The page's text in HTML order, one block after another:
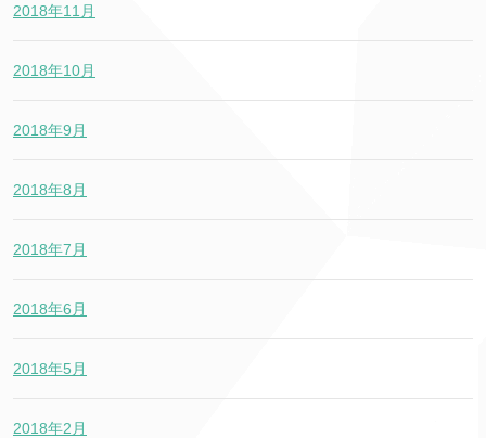
2018年11月
2018年10月
2018年9月
2018年8月
2018年7月
2018年6月
2018年5月
2018年2月